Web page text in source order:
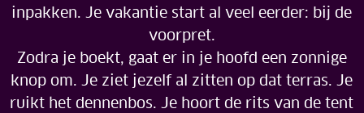
inpakken. Je vakantie start al veel eerder: bij de
voorpret.
Zodra je boekt, gaat er in je hoofd een zonnige
knop om. Je ziet jezelf al zitten op dat terras. Je
ruikt het dennenbos. Je hoort de rits van de tent